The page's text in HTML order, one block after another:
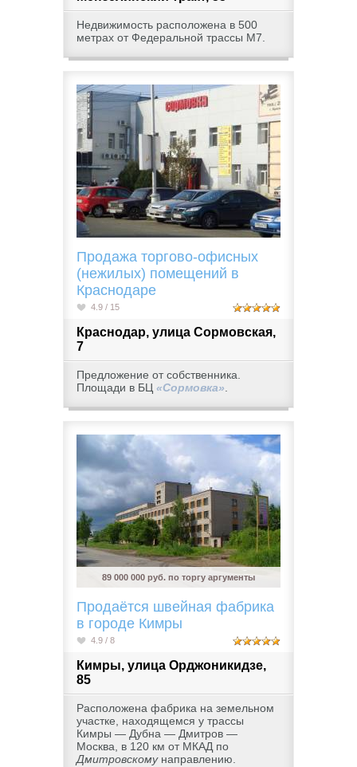
Недвижимость расположена в 500
метрах от Федеральной трассы М7.
Продажа торгово-офисных
(нежилых) помещений в
Краснодаре
4.9 / 15
Краснодар, улица Сормовская,
7
Предложение от собственника.
Площади в БЦ «Сормовка».
89 000 000 руб. по торгу аргументы
Продаётся швейная фабрика
в городе Кимры
4.9 / 8
Кимры, улица Орджоникидзе,
85
Расположена фабрика на земельном
участке, находящемся у трассы
Кимры — Дубна — Дмитров —
Москва, в 120 км от МКАД по
Дмитровскомунаправлению.